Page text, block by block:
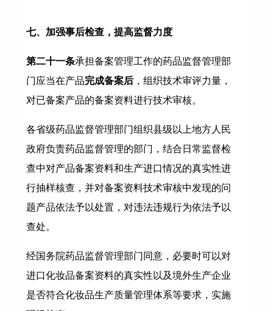
​七、加强事后检查，提高监督力度
第二十一条承担备案管理工作的药品监督管理部
门应当在产品完成备案后 ，组织技术审评力量，
对已备案产品的备案资料进行技术审核。
各省级药品监督管理部门组织县级以上地方人民
政府负责药品监督管理的部门，结合日常监督检
查中对产品备案资料和生产进口情况的真实性进
行抽样核查，并对备案资料技术审核中发现的问
题产品依法予以处置，对违法违规行为依法予以
查处。
经国务院药品监督管理部门同意，必要时可以对
进口化妆品备案资料的真实性以及境外生产企业
是否符合化妆品生产质量管理体系等要求，实施